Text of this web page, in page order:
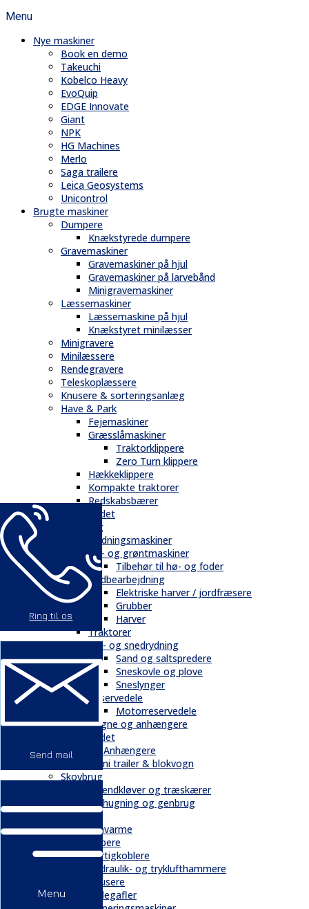
Ring til os
Send mail
Menu
Menu
Nye maskiner
Book en demo
Takeuchi
Kobelco Heavy
EvoQuip
EDGE Innovate
Giant
NPK
HG Machines
Merlo
Saga trailere
Leica Geosystems
Unicontrol
Brugte maskiner
Dumpere
Knækstyrede dumpere
Gravemaskiner
Gravemaskiner på hjul
Gravemaskiner på larvebånd
Minigravemaskiner
Læssemaskiner
Læssemaskine på hjul
Knækstyret minilæsser
Minigravere
Minilæssere
Rendegravere
Teleskoplæssere
Knusere & sorteringsanlæg
Have & Park
Fejemaskiner
Græsslåmaskiner
Traktorklippere
Zero Turn klippere
Hækkeklippere
Kompakte traktorer
Redskabsbærer
Andet
Landbrug
Gødningsmaskiner
Hø- og grøntmaskiner
Tilbehør til hø- og foder
Jordbearbejdning
Elektriske harver / jordfræsere
Grubber
Harver
Traktorer
Vej- og snedrydning
Sand og saltspredere
Sneskovle og plove
Sneslynger
Reservedele
Motorreservedele
Vogne og anhængere
Andet
Trailere / Anhængere
Semi trailer & blokvogn
Skovbrug
Brændkløver og træskærer
Flishugning og genbrug
Tilbehør
Gravarme
Gribere
Hurtigkoblere
Hydraulik- og tryklufthammere
Knusere
Pallegafler